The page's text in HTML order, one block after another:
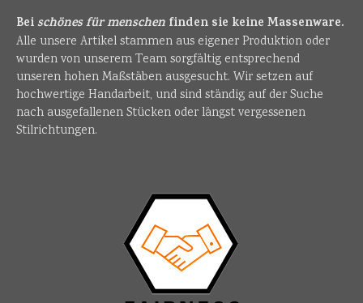
Beischönes für menschen finden sie keine Massenware.
Alle unsere Artikel stammen aus eigener Produktion oder
wurden von unserem Team sorgfältig entsprechend
unseren hohen Maßstäben ausgesucht. Wir setzen auf
hochwertige Handarbeit, und sind ständig auf der Suche
nach ausgefallenen Stücken oder längst vergessenen
Stilrichtungen.